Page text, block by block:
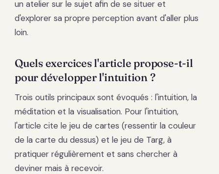
un atelier sur le sujet afin de se situer et
d'explorer sa propre perception avant d'aller plus
loin.
Quels exercices l'article propose-t-il
pour développer l'intuition ?
Trois outils principaux sont évoqués : l'intuition, la
méditation et la visualisation. Pour l'intuition,
l'article cite le jeu de cartes (ressentir la couleur
de la carte du dessus) et le jeu de Targ, à
pratiquer régulièrement et sans chercher à
deviner mais à recevoir.